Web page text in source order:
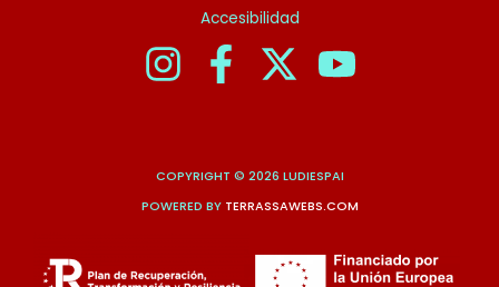
Accesibilidad
COPYRIGHT © 2026 LUDIESPAI
POWERED BY TERRASSAWEBS.COM